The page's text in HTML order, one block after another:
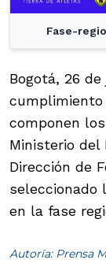
Fase-
Bogotá, 26
cumplimiento
componen
Ministerio del
Dirección de
seleccionado
en la fase
Autoría: Prensa